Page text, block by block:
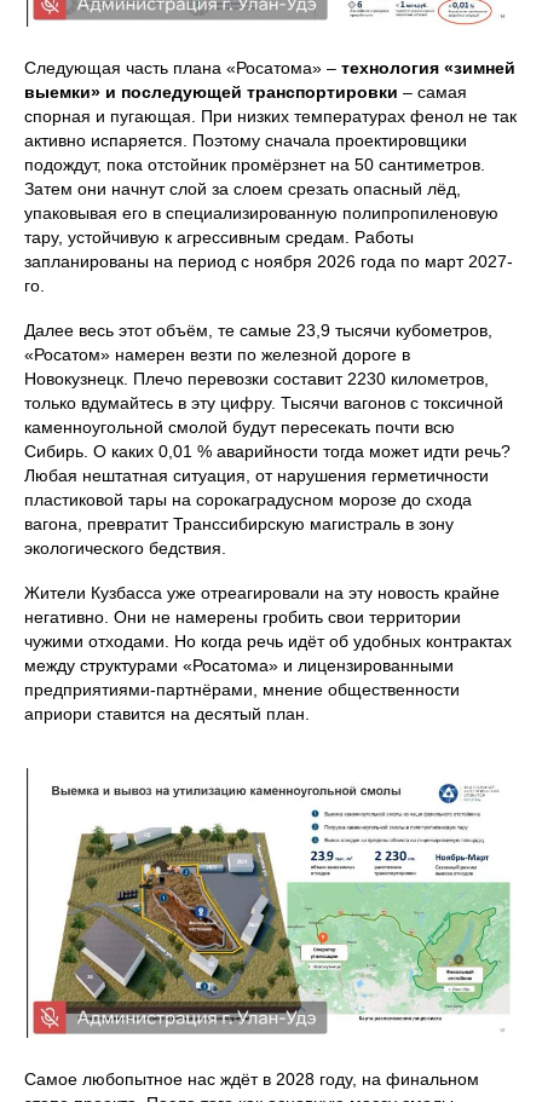
Следующая часть плана «Росатома» – технология «зимней
выемки» и последующей транспортировки – самая
спорная и пугающая. При низких температурах фенол не так
активно испаряется. Поэтому сначала проектировщики
подождут, пока отстойник промёрзнет на 50 сантиметров.
Затем они начнут слой за слоем срезать опасный лёд,
упаковывая его в специализированную полипропиленовую
тару, устойчивую к агрессивным средам. Работы
запланированы на период с ноября 2026 года по март 2027-
го.
Далее весь этот объём, те самые 23,9 тысячи кубометров,
«Росатом» намерен везти по железной дороге в
Новокузнецк. Плечо перевозки составит 2230 километров,
только вдумайтесь в эту цифру. Тысячи вагонов с токсичной
каменноугольной смолой будут пересекать почти всю
Сибирь. О каких 0,01 % аварийности тогда может идти речь?
Любая нештатная ситуация, от нарушения герметичности
пластиковой тары на сорокаградусном морозе до схода
вагона, превратит Транссибирскую магистраль в зону
экологического бедствия.
Жители Кузбасса уже отреагировали на эту новость крайне
негативно. Они не намерены гробить свои территории
чужими отходами. Но когда речь идёт об удобных контрактах
между структурами «Росатома» и лицензированными
предприятиями-партнёрами, мнение общественности
априори ставится на десятый план.
Самое любопытное нас ждёт в 2028 году, на финальном